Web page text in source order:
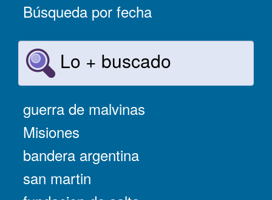
Búsqueda por fecha
Lo + buscado
guerra de malvinas
Misiones
bandera argentina
san martin